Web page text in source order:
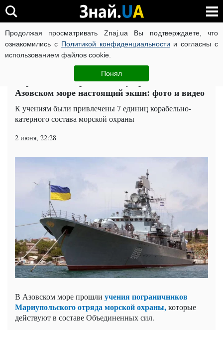
Продолжая просматривать Znaj.ua Вы подтверждаете, что
ознакомились с Политикой конфиденциальности и согласны с
использованием файлов cookie.
Понял
ВОЙНА РОССИИ ПРОТИВ УКРАИНЫ КОРОНАВИРУС В
ЧИТАТИ УКРАЇНСЬКОЮ
Украинские пограничники устроили в
Азовском море настоящий экшн: фото и видео
К учениям были привлечены 7 единиц корабельно-
катерного состава морской охраны
2 июня, 22:28
В Азовском море прошли учения пограничников
Мариупольского отряда морской охраны,которые
действуют в составе Объединенных сил.